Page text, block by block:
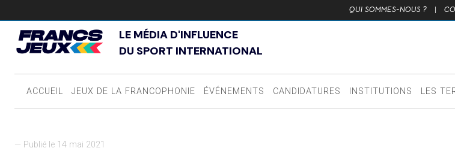
QUI SOMMES-NOUS ? |
LE MÉDIA D'INFLUENCE
DU SPORT INTERNATIONAL
ACCUEIL JEUX DE LA FRANCOPHONIE ÉVÉNEMENTS CANDIDATURES INSTITUTIONS LES
— Publié le 14 mai 2021